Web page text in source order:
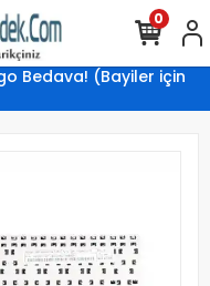
Bedava! (Bayiler için
0